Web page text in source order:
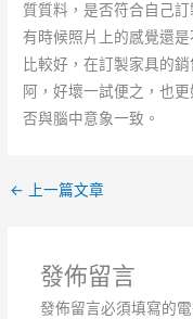
質質料，是否符合自己
有時候照片上的感覺還
比較好，在訂製家具的
阿，好壞一試便之，也
否與腦中意象一致。
← 上一篇文章
發佈留言
發佈留言必須填寫的